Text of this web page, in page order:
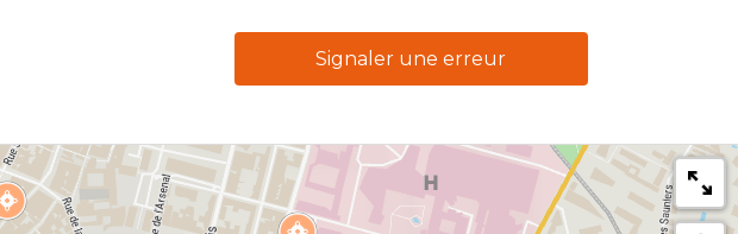
Signaler une erreur